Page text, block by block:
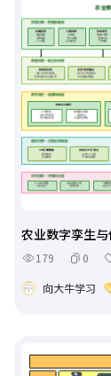
农业数字孪生
179 0
向大牛学习